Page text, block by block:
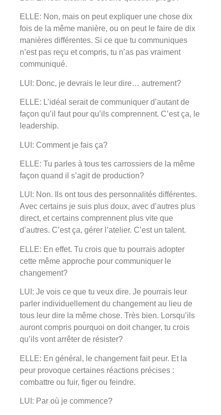
ELLE: Non, mais on peut expliquer une chose dix
fois de la même manière, ou on peut le faire de dix
manières différentes. Si ce que tu communiques
n’est pas reçu et compris, tu n’as pas vraiment
communiqué.
LUI: Donc, je devrais le leur dire… autrement?
ELLE: L’idéal serait de communiquer d’autant de
façon qu’il faut pour qu’ils comprennent. C’est ça, le
leadership.
LUI: Comment je fais ça?
ELLE: Tu parles à tous tes carrossiers de la même
façon quand il s’agit de production?
LUI: Non. Ils ont tous des personnalités différentes.
Avec certains je suis plus doux, avec d’autres plus
direct, et certains comprennent plus vite que
d’autres. C’est ça, gérer l’atelier. C’est un talent.
ELLE: En effet. Tu crois que tu pourrais adopter
cette même approche pour communiquer le
changement?
LUI: Je vois ce que tu veux dire. Je pourrais leur
parler individuellement du changement au lieu de
tous leur dire la même chose. Très bien. Lorsqu’ils
auront compris pourquoi on doit changer, tu crois
qu’ils vont arrêter de résister?
ELLE: En général, le changement fait peur. Et la
peur provoque certaines réactions précises :
combattre ou fuir, figer ou feindre.
LUI: Par où je commence?